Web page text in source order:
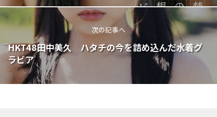
次の記事へ
HKT48田中美久 ハタチの今を詰め込んだ水着グ
ラビア